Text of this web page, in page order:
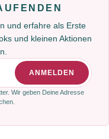
und erfahre als Erste
und kleinen Aktionen
ANMELDEN
Wir geben Deine Adresse